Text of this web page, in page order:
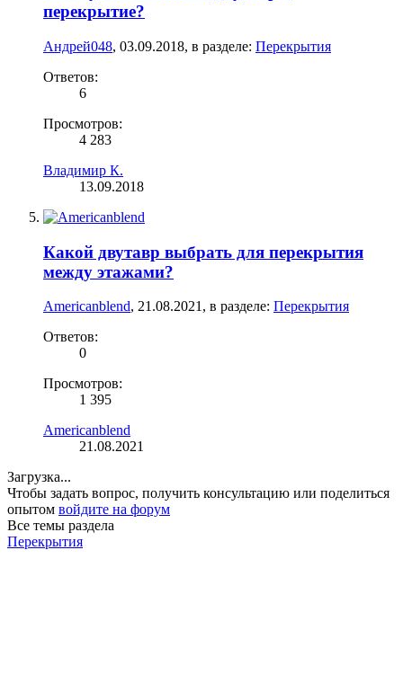
перекрытие?
Андрей048, 03.09.2018, в разделе: Перекрытия
Ответов:
6
Просмотров:
4 283
Владимир К.
13.09.2018
Какой двутавр выбрать для перекрытия
между этажами?
Americanblend, 21.08.2021 , в разделе: Перекрытия
Ответов:
0
Просмотров:
1 395
Americanblend
21.08.2021
Загрузка...
Чтобы задать вопрос, получить консультацию или поделиться
опытом войдите на форум
Все темы раздела
Перекрытия